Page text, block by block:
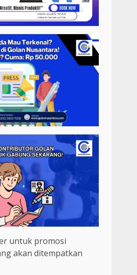
untuk promosi
akan ditempatkan